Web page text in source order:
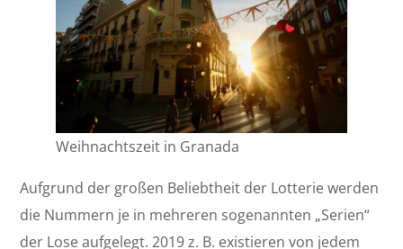
Weihnachtszeit in Granada
Aufgrund der großen Beliebtheit der Lotterie werden
die Nummern je in mehreren sogenannten „Serien“
der Lose aufgelegt. 2019 z. B. existieren von jedem